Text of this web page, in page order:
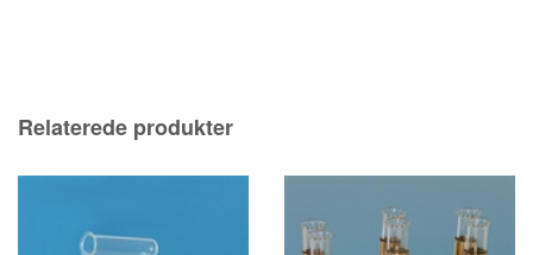
Relaterede produkter